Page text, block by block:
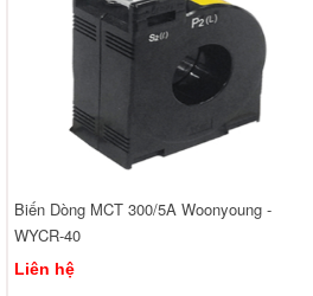
Biến Dòng MCT 300/5A Woonyoung -
WYCR-40
Liên hệ